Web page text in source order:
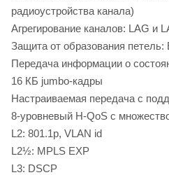
радиоустройства канала)
Агрегирование каналов: LAG и
Защита от образования
Передача информации о
16 КБ jumbo-кадры
Настраиваемая передача с
8-уровневый H-QoS с
L2: 801.1p, VLAN id
L2½: MPLS EXP
L3: DSCP